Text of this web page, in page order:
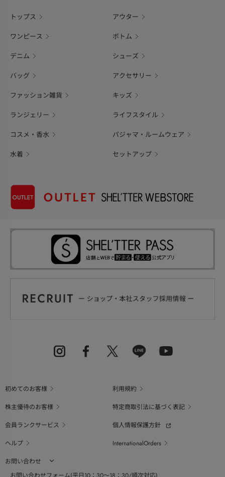
トップス アウター
ワンピース ボトム
デニム シューズ
バッグ アクセサリー
ファッション雑貨 キッズ
ランジェリー ライフスタイル
コスメ・香水 パジャマ・ルームウェア
水着 セットアップ
初めてのお客様
利用規約
株主優待のお客様
特定商取引法に基づく表記
会員ランクサービス
個人情報保護方針
ヘルプ
InternationalOrders
お問い合わせ